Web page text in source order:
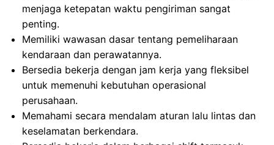
menjaga ketepatan waktu pengiriman sangat
penting.
Memiliki wawasan dasar tentang pemeliharaan
kendaraan dan perawatannya.
Bersedia bekerja dengan jam kerja yang fleksibel
untuk memenuhi kebutuhan operasional
perusahaan.
Memahami secara mendalam aturan lalu lintas dan
keselamatan berkendara.